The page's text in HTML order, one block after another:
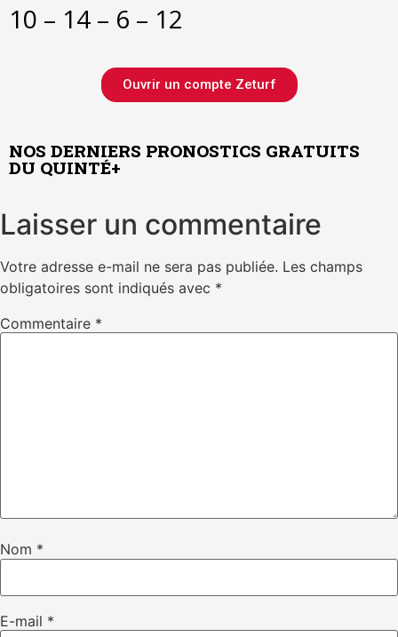
10 – 14 – 6 – 12
Ouvrir un compte Zeturf
NOS DERNIERS PRONOSTICS GRATUITS
DU QUINTÉ+
Laisser un commentaire
Votre adresse e-mail ne sera pas publiée. Les champs
obligatoires sont indiqués avec *
Commentaire *
Nom *
E-mail *